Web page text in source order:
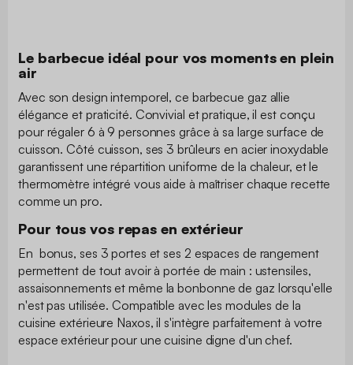
Le barbecue idéal pour vos moments en plein
air
Avec son design intemporel, ce barbecue gaz allie
élégance et praticité. Convivial et pratique, il est conçu
pour régaler 6 à 9 personnes grâce à sa large surface de
cuisson. Côté cuisson, ses 3 brûleurs en acier inoxydable
garantissent une répartition uniforme de la chaleur, et le
thermomètre intégré vous aide à maîtriser chaque recette
comme un pro.
Pour tous vos repas en extérieur
En bonus, ses 3 portes et ses 2 espaces de rangement
permettent de tout avoir à portée de main : ustensiles,
assaisonnements et même la bonbonne de gaz lorsqu'elle
n'est pas utilisée. Compatible avec les modules de la
cuisine extérieure Naxos, il s'intègre parfaitement à votre
espace extérieur pour une cuisine digne d'un chef.